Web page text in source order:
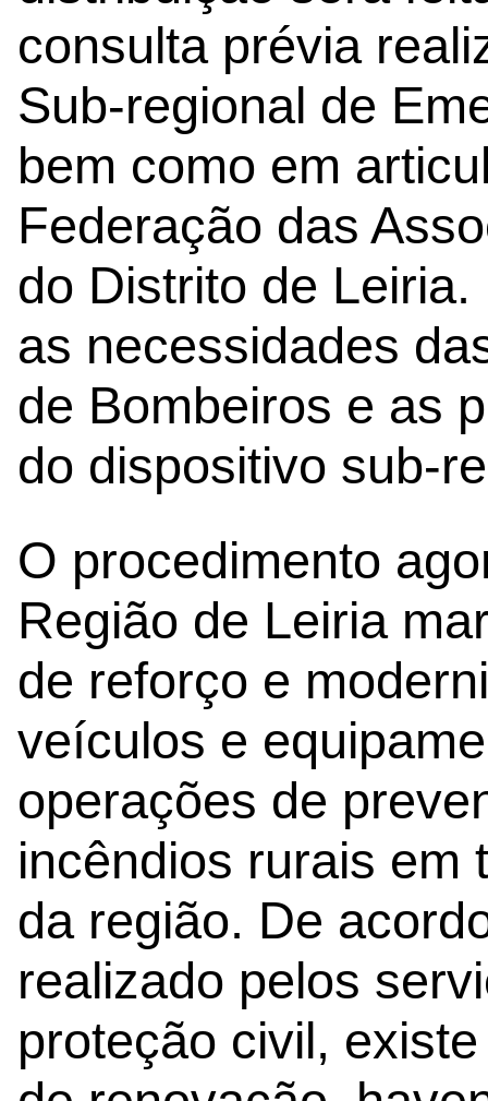
consulta prévia
Sub-regional de
bem como em
Federação das
do Distrito de
as necessidades
de Bombeiros e as
do dispositivo sub-
O procedimento
Região de Leiria
de reforço e
veículos e
operações de
incêndios rurais em
da região. De
realizado pelos
proteção civil,